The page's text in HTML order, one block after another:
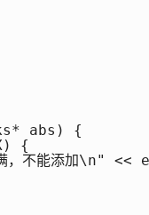
abs) {
{
能添加\n" <<